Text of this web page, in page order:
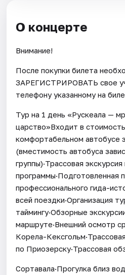
О концерте
Внимание!
После покупки билета
ЗАРЕГИСТРИРОВАТЬ свое
телефону указанному на
Тур на 1 день «Рускеала —
царство»Входит в
комфортабельном автобусе
(вместимость автобуса
группы)·Трассовая
программы·Подготовленная
профессионального гида-
всей поездки·Организация
таймингу·Обзорные
маршруте·Внешний осмотр
Корела-
по Приозерску·Трассовая
Сортавала·Прогулка близ